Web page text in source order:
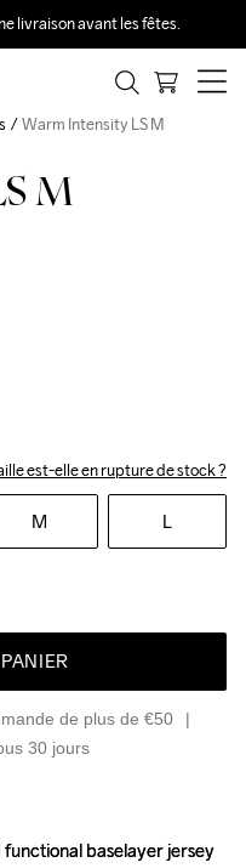
livraison avant les fêtes.
M
est-elle en rupture de stock ?
M L
de plus de €50
30 jours
Warm Intensity LS M
functional baselayer jersey
functional baselayer jersey